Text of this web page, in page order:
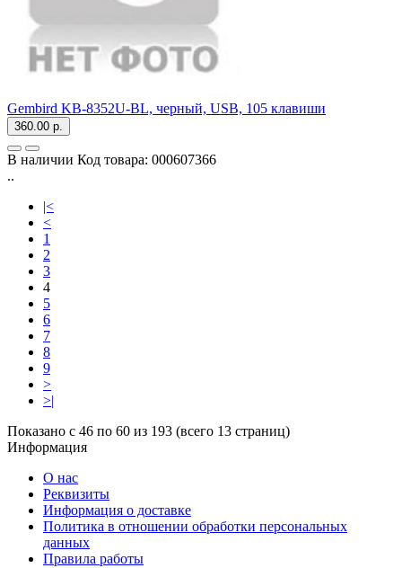
Gembird KB-8352U-BL, черный, USB, 105 клавиши
360.00 р.
В наличии Код товара: 000607366
..
|<
<
1
2
3
4
5
6
7
8
9
>
>|
Показано с 46 по 60 из 193 (всего 13 страниц)
Информация
О нас
Реквизиты
Информация о доставке
Политика в отношении обработки персональных
данных
Правила работы